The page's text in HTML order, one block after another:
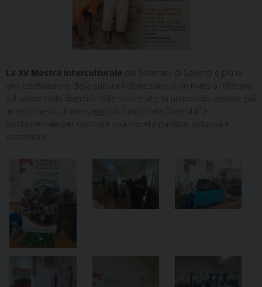
La XV Mostra interculturale dei Saveriani di Salerno è più di
una celebrazione della cultura indonesiana; è un invito a riflettere
sul valore della diversità nelle nostre vite. In un mondo sempre più
interconnesso, il messaggio di “Unità nella Diversità” è
fondamentale per costruire una società pacifica, inclusiva e
sostenibile.